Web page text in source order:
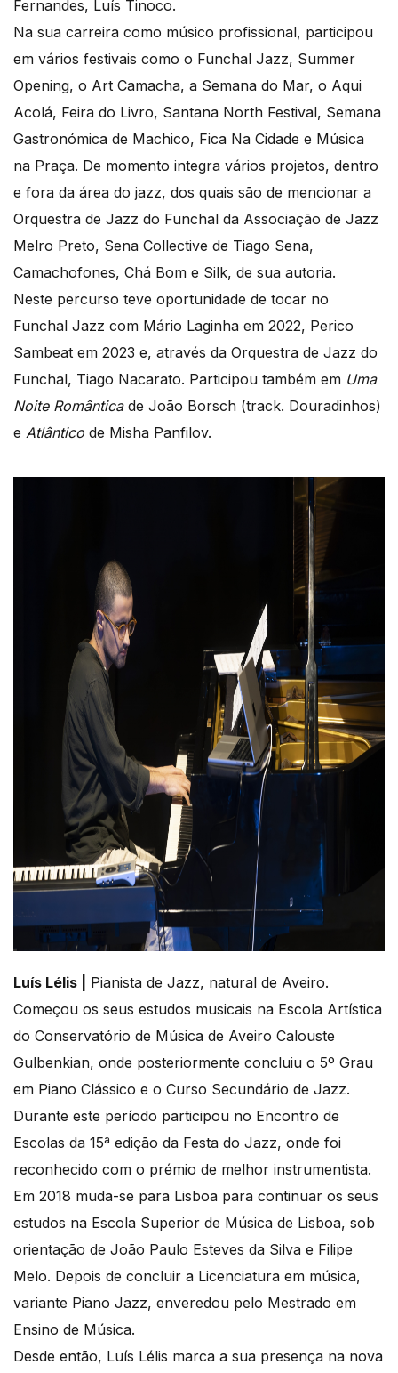
Fernandes, Luís Tinoco.
Na sua carreira como músico profissional, participou
em vários festivais como o Funchal Jazz, Summer
Opening, o Art Camacha, a Semana do Mar, o Aqui
Acolá, Feira do Livro, Santana North Festival, Semana
Gastronómica de Machico, Fica Na Cidade e Música
na Praça. De momento integra vários projetos, dentro
e fora da área do jazz, dos quais são de mencionar a
Orquestra de Jazz do Funchal da Associação de Jazz
Melro Preto, Sena Collective de Tiago Sena,
Camachofones, Chá Bom e Silk, de sua autoria.
Neste percurso teve oportunidade de tocar no
Funchal Jazz com Mário Laginha em 2022, Perico
Sambeat em 2023 e, através da Orquestra de Jazz do
Funchal, Tiago Nacarato. Participou também em Uma
Noite Românticade João Borsch (track. Douradinhos)
e Atlântico de Misha Panfilov.
Luís Lélis |
Pianista de Jazz, natural de Aveiro.
Começou os seus estudos musicais na Escola Artística
do Conservatório de Música de Aveiro Calouste
Gulbenkian, onde posteriormente concluiu o 5º Grau
em Piano Clássico e o Curso Secundário de Jazz.
Durante este período participou no Encontro de
Escolas da 15ª edição da Festa do Jazz, onde foi
reconhecido com o prémio de melhor instrumentista.
Em 2018 muda-se para Lisboa para continuar os seus
estudos na Escola Superior de Música de Lisboa, sob
orientação de João Paulo Esteves da Silva e Filipe
Melo. Depois de concluir a Licenciatura em música,
variante Piano Jazz, enveredou pelo Mestrado em
Ensino de Música.
Desde então, Luís Lélis marca a sua presença na nova